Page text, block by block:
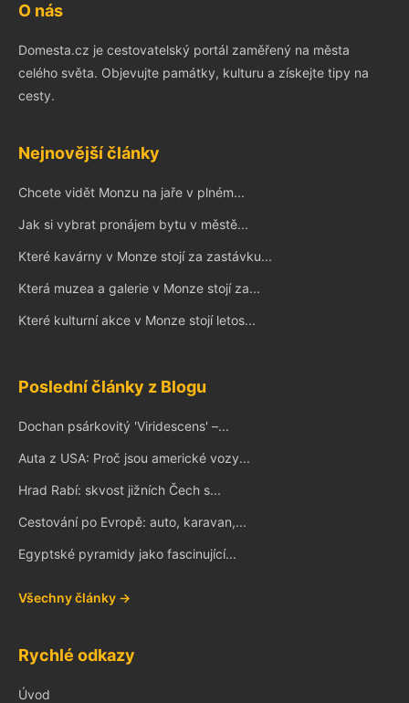
O nás
Domesta.cz je cestovatelský portál zaměřený na města
celého světa. Objevujte památky, kulturu a získejte tipy na
cesty.
Nejnovější články
Chcete vidět Monzu na jaře v plném...
Jak si vybrat pronájem bytu v městě...
Které kavárny v Monze stojí za zastávku...
Která muzea a galerie v Monze stojí za...
Které kulturní akce v Monze stojí letos...
Poslední články z Blogu
Dochan psárkovitý 'Viridescens' –...
Auta z USA: Proč jsou americké vozy...
Hrad Rabí: skvost jižních Čech s...
Cestování po Evropě: auto, karavan,...
Egyptské pyramidy jako fascinující...
Všechny články →
Rychlé odkazy
Úvod